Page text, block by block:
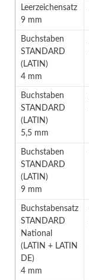
Leerzeichensatz
9 mm
Buchstaben
STANDARD
(LATIN)
4 mm
Buchstaben
STANDARD
(LATIN)
5,5 mm
Buchstaben
STANDARD
(LATIN)
9 mm
Buchstabensatz
STANDARD
National
(LATIN + LATIN
DE)
4 mm